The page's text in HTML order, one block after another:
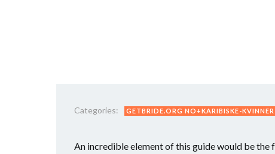
Categories: GETBRIDE.ORG NO+KARIBISKE-
An incredible element of this guide would be the